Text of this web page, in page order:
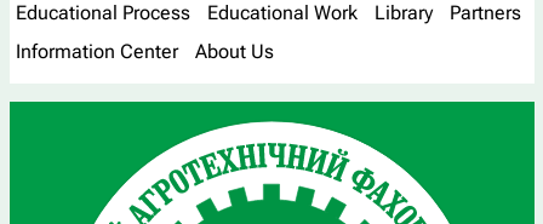
Educational Process
Educational Work Library
Partners
Information Center
About Us